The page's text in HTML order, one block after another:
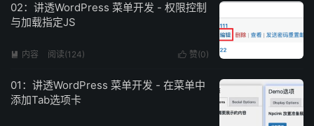
02：讲透WordPress 菜单开发 - 权限控制
与加载指定JS
 赞(0)
 内容 阅读(124)
01：讲透WordPress 菜单开发 - 在菜单中
添加Tab选项卡